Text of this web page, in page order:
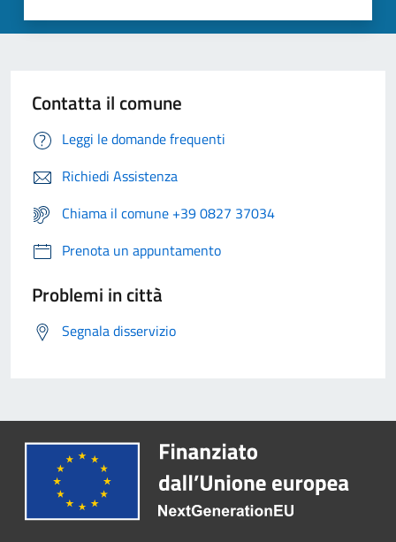
Contatta il comune
Leggi le domande frequenti
Richiedi Assistenza
Chiama il comune +39 0827 37034
Prenota un appuntamento
Problemi in città
Segnala disservizio